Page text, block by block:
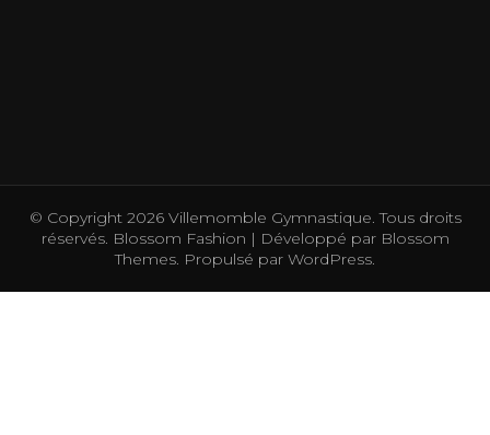
© Copyright 2026 Villemomble Gymnastique . Tous droits
réservés. Blossom Fashion | Développé parBlossom
Themes . Propulsé par WordPress